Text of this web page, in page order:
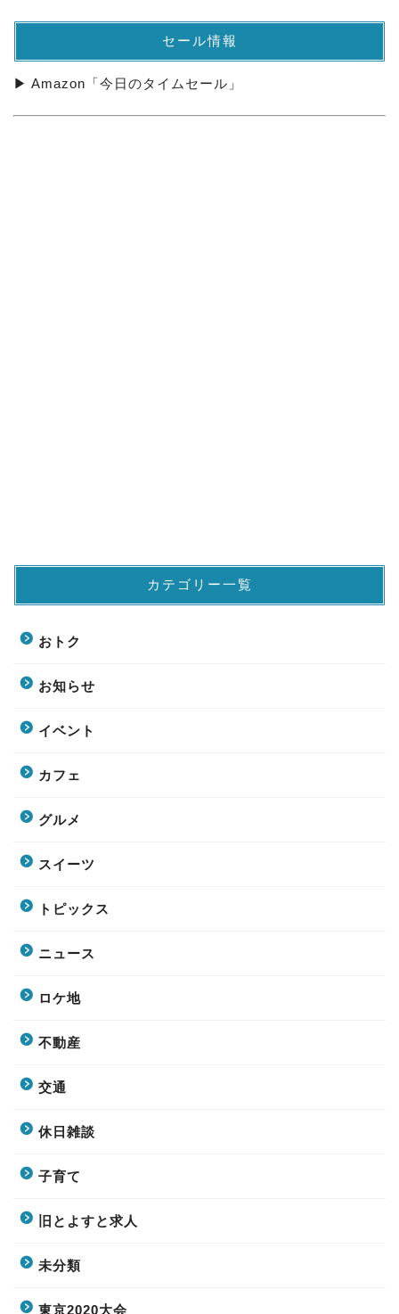
セール情報
▶ Amazon「今日のタイムセール」
カテゴリー一覧
おトク
お知らせ
イベント
カフェ
グルメ
スイーツ
トピックス
ニュース
ロケ地
不動産
交通
休日雑談
子育て
旧とよすと求人
未分類
東京2020大会